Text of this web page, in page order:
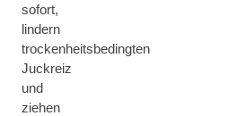
sofort,
lindern
trockenheitsbedingten
Juckreiz
und
ziehen